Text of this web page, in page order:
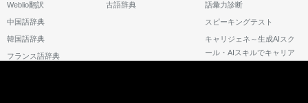
Weblio翻訳
中国語辞典
韓国語辞典
フランス語辞典
古語辞典 語彙力診断
スピーキングテスト
キャリジェネ～生成AIスク
ール・AIスキルでキャリア